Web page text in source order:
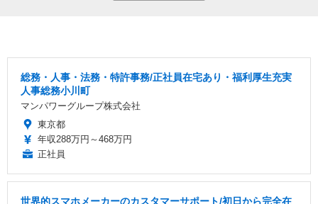
総務・人事・法務・特許事務/正社員在宅あり・福利厚生充実
人事総務小川町
マンパワーグループ株式会社
東京都
年収288万円～468万円
正社員
世界的スマホメーカーのカスタマーサポート/初日から完全在